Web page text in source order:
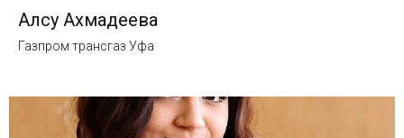
Алсу Ахмадеева
Газпром трансгаз Уфа